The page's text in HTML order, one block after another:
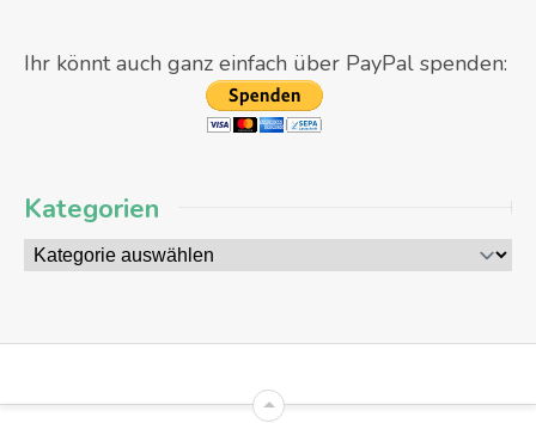
Ihr könnt auch ganz einfach über PayPal spenden:
Kategorien